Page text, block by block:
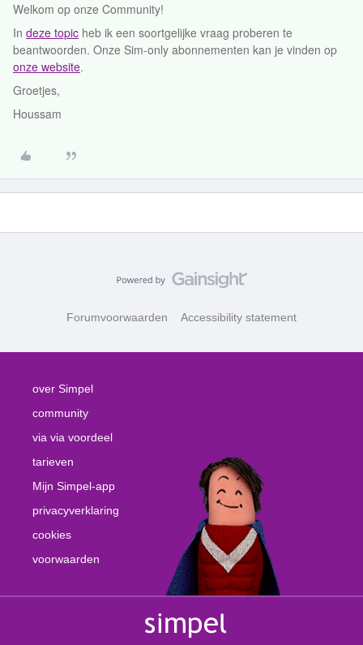
Welkom op onze Community!
In deze topic heb ik een soortgelijke vraag proberen te
beantwoorden. Onze Sim-only abonnementen kan je vinden op
onze website.
Groetjes,
Houssam
Forumvoorwaarden Accessibility statement
over Simpel
community
via via voordeel
tarieven
Mijn Simpel-app
privacyverklaring
cookies
voorwaarden